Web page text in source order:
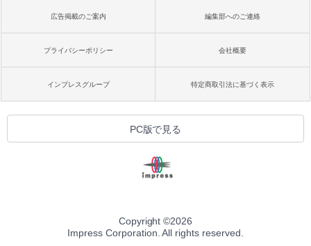
広告掲載のご案内 編集部へのご連絡
プライバシーポリシー 会社概要
インプレスグループ 特定商取引法に基づく表示
PC版で見る
Copyright ©2026
Impress Corporation. All rights reserved.